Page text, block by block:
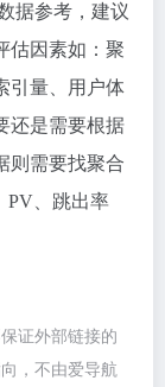
据参考，建议
估因素如：聚
引量、用户体
还是需要根据
则需要找聚合
PV、跳出率
证外部链接的
，不由爱导航